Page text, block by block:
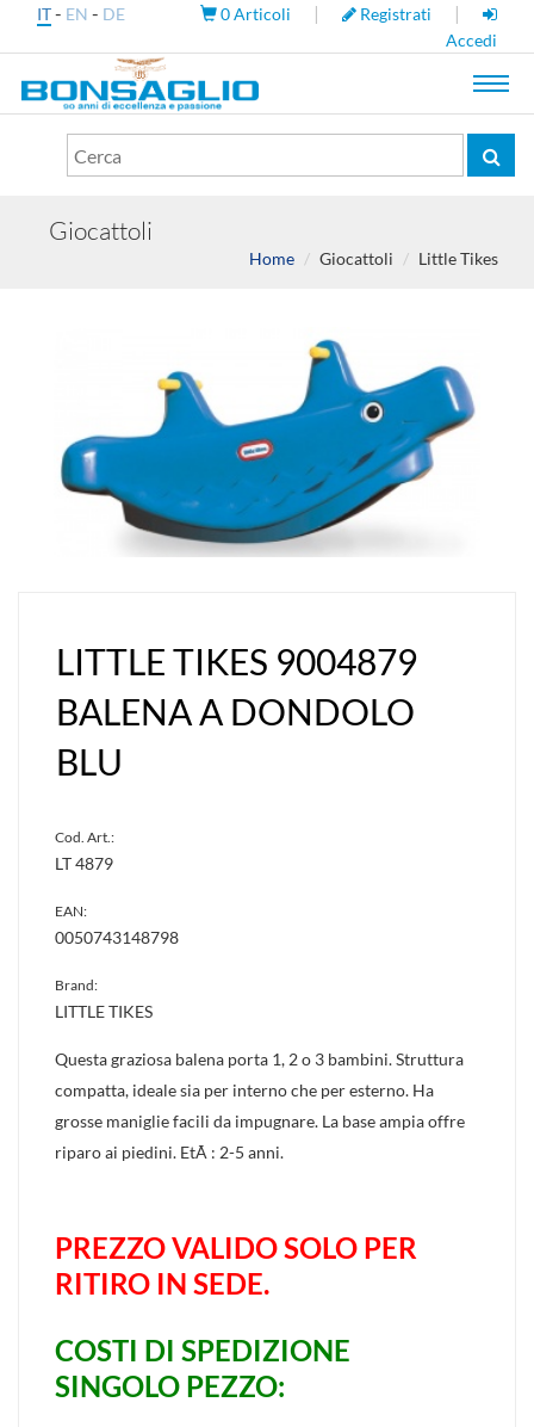
IT- EN - DE 0Articoli | Registrati |
Accedi
Giocattoli
Home Giocattoli Little Tikes
LITTLE TIKES 9004879
BALENA A DONDOLO
BLU
Cod. Art.:
LT 4879
EAN:
0050743148798
Brand:
LITTLE TIKES
Questa graziosa balena porta 1, 2 o 3 bambini. Struttura
compatta, ideale sia per interno che per esterno. Ha
grosse maniglie facili da impugnare. La base ampia offre
riparo ai piedini. EtÃ : 2-5 anni.
PREZZO VALIDO SOLO PER
RITIRO IN SEDE.
COSTI DI SPEDIZIONE
SINGOLO PEZZO: